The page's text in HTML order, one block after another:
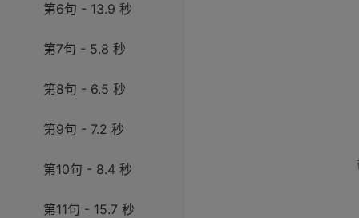
第6句 - 13.9 秒
第7句 - 5.8 秒
第8句 - 6.5 秒
第9句 - 7.2 秒
第10句 - 8.4 秒
第11句 - 15.7 秒